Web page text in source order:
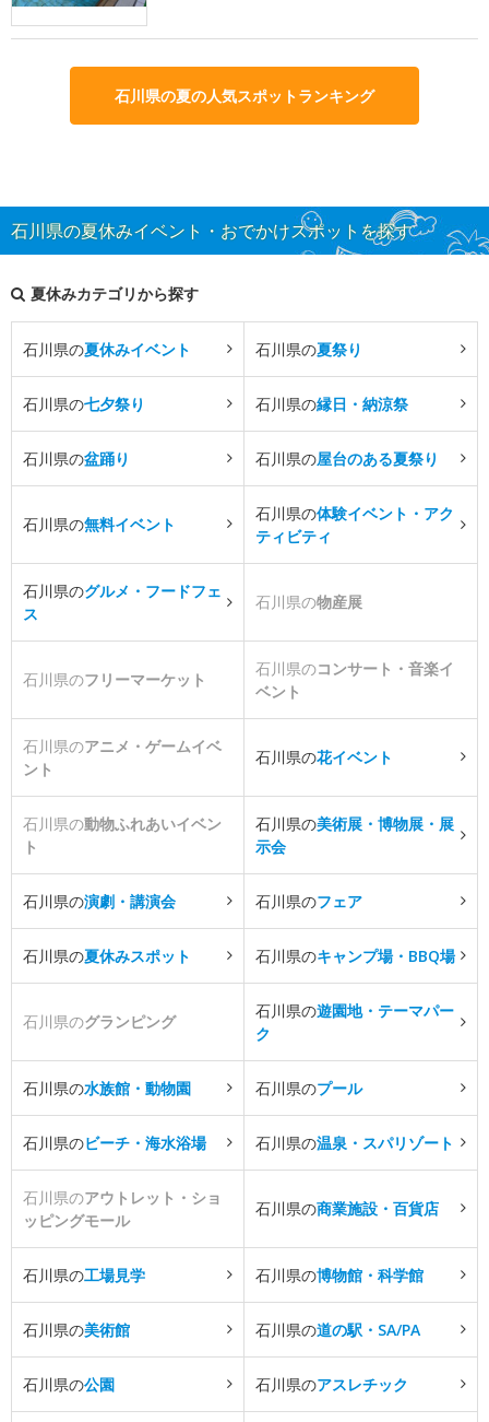
石川県の夏の人気スポットランキング
石川県の夏休みイベント・おでかけスポットを探す
夏休みカテゴリから探す
石川県の夏休みイベント 石川県の夏祭り
石川県の七夕祭り 石川県の縁日・納涼祭
石川県の盆踊り 石川県の屋台のある夏祭り
石川県の無料イベント
石川県の体験イベント・アク
ティビティ
石川県のグルメ・フードフェ
ス
石川県の物産展
石川県のフリーマーケット
石川県のコンサート・音楽イ
ベント
石川県のアニメ・ゲームイベ
ント
石川県の花イベント
石川県の動物ふれあいイベン
ト
石川県の美術展・博物展・展
示会
石川県の演劇・講演会 石川県のフェア
石川県の夏休みスポット 石川県のキャンプ場・BBQ場
石川県のグランピング
石川県の遊園地・テーマパー
ク
石川県の水族館・動物園 石川県のプール
石川県のビーチ・海水浴場 石川県の温泉・スパリゾート
石川県のアウトレット・ショ
ッピングモール
石川県の商業施設・百貨店
石川県の工場見学 石川県の博物館・科学館
石川県の美術館 石川県の道の駅・SA/PA
石川県の公園 石川県のアスレチック